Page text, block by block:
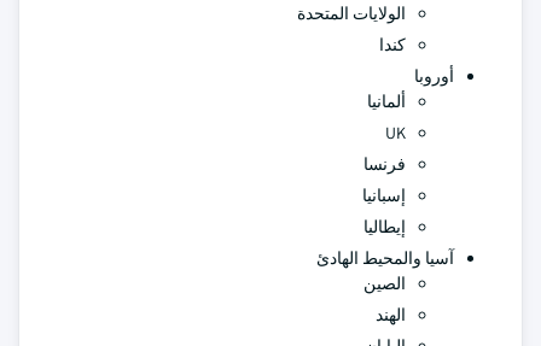
الولايات المتحدة
كندا
أوروبا
ألمانيا
UK
فرنسا
إسبانيا
إيطاليا
آسيا والمحيط الهادئ
الصين
الهند